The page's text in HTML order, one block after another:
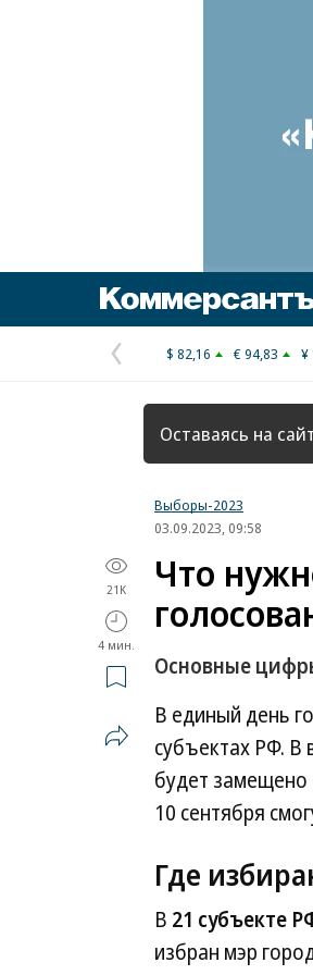
Предыдущая
страница
$ 82,16 € 94,83 ¥
Оставаясь на
Выборы-2023
03.09.2023, 09:58
21K
4 мин.
Что
Основные
В единый день
субъектах РФ. В
будет замещено
10 сентября
Где
В 21 субъекте
избран мэр